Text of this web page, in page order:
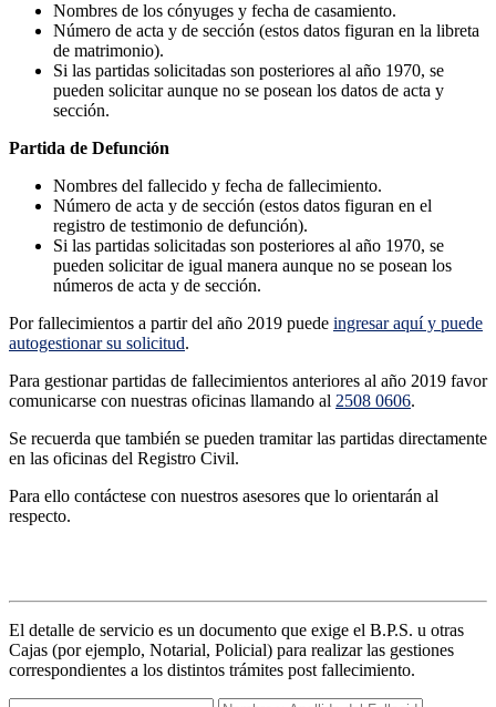
Nombres de los cónyuges y fecha de casamiento.
Número de acta y de sección (estos datos figuran en la libreta
de matrimonio).
Si las partidas solicitadas son posteriores al año 1970, se
pueden solicitar aunque no se posean los datos de acta y
sección.
Partida de Defunción
Nombres del fallecido y fecha de fallecimiento.
Número de acta y de sección (estos datos figuran en el
registro de testimonio de defunción).
Si las partidas solicitadas son posteriores al año 1970, se
pueden solicitar de igual manera aunque no se posean los
números de acta y de sección.
Por fallecimientos a partir del año 2019 puede ingresar aquí y puede
autogestionar su solicitud.
Para gestionar partidas de fallecimientos anteriores al año 2019 favor
comunicarse con nuestras oficinas llamando al 2508 0606.
Se recuerda que también se pueden tramitar las partidas directamente
en las oficinas del Registro Civil.
Para ello contáctese con nuestros asesores que lo orientarán al
respecto.
El detalle de servicio es un documento que exige el B.P.S. u otras
Cajas (por ejemplo, Notarial, Policial) para realizar las gestiones
correspondientes a los distintos trámites post fallecimiento.